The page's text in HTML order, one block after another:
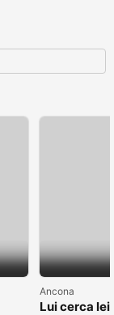
Ancona
Lui cerca lei